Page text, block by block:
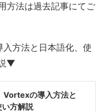
方法は過去記事にてご
方法と日本語化、使
▼
Vortexの導入方法と
い方解説